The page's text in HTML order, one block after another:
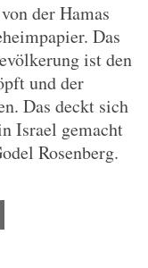
der Hamas
Das
ist den
und der
Das deckt sich
Israel gemacht
Rosenberg.